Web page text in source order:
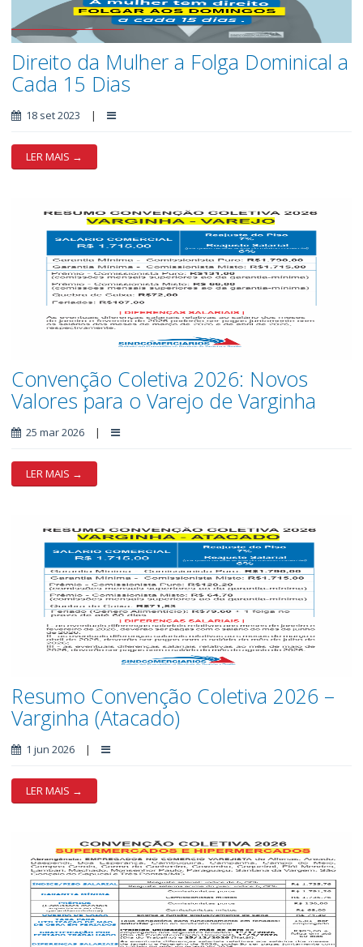
Direito da Mulher a Folga Dominical a
Cada 15 Dias
18 set 2023 |
LER MAIS →
Convenção Coletiva 2026: Novos
Valores para o Varejo de Varginha
25 mar 2026 |
LER MAIS →
Resumo Convenção Coletiva 2026 –
Varginha (Atacado)
1 jun 2026 |
LER MAIS →